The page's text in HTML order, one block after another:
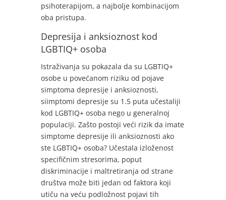
psihoterapijom, a najbolje kombinacijom
oba pristupa.
Depresija i anksioznost kod
LGBTIQ+ osoba
Istraživanja su pokazala da su LGBTIQ+
osobe u povećanom riziku od pojave
simptoma depresije i anksioznosti,
siimptomi depresije su 1.5 puta učestaliji
kod LGBTIQ+ osoba nego u generalnoj
populaciji. Zašto postoji veći rizik da imate
simptome depresije ili anksioznosti ako
ste LGBTIQ+ osoba? Učestala izloženost
specifičnim stresorima, poput
diskriminacije i maltretiranja od strane
društva može biti jedan od faktora koji
utiču na veću podložnost pojavi tih